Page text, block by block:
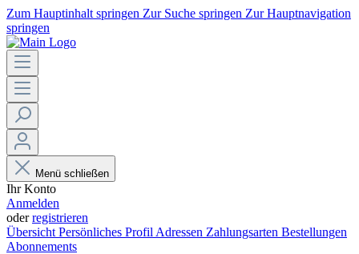
Zum Hauptinhalt springen Zur Suche springen Zur Hauptnavigation
springen
Menü schließen
Ihr Konto
Anmelden
oderregistrieren
Übersicht Persönliches Profil Adressen Zahlungsarten Bestellungen
Abonnements